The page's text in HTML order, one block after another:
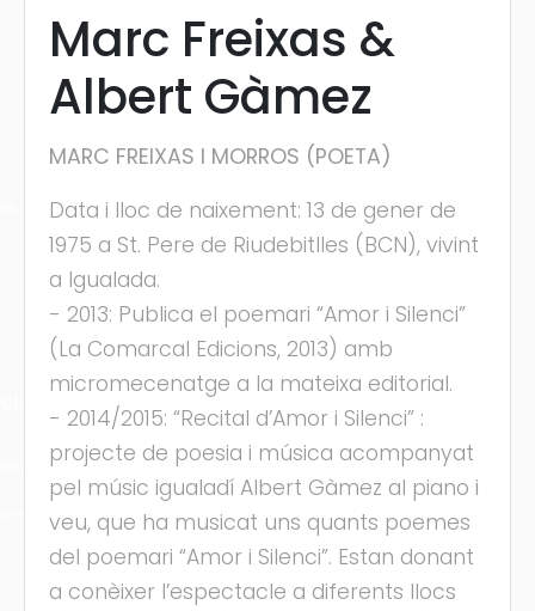
Marc Freixas &
Albert Gàmez
MARC FREIXAS I MORROS (POETA)
Data i lloc de naixement: 13 de gener de
1975 a St. Pere de Riudebitlles (BCN), vivint
a Igualada.
- 2013: Publica el poemari “Amor i Silenci”
(La Comarcal Edicions, 2013) amb
micromecenatge a la mateixa editorial.
- 2014/2015: “Recital d’Amor i Silenci” :
projecte de poesia i música acompanyat
pel músic igualadí Albert Gàmez al piano i
veu, que ha musicat uns quants poemes
del poemari “Amor i Silenci”. Estan donant
a conèixer l’espectacle a diferents llocs